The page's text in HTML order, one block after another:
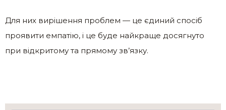
Для них вирішення проблем — це єдиний спосіб
проявити емпатію, і це буде найкраще досягнуто
при відкритому та прямому зв’язку.